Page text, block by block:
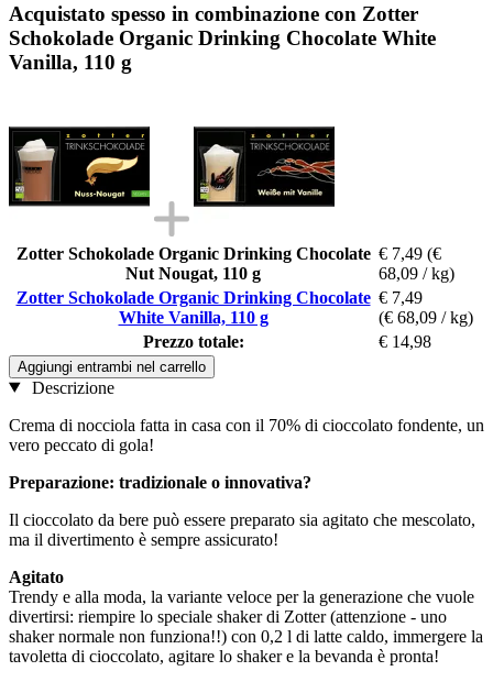
Acquistato spesso in combinazione con Zotter
Schokolade Organic Drinking Chocolate White
Vanilla, 110 g
Zotter Schokolade Organic Drinking Chocolate
Nut Nougat, 110 g
€ 7,49 (€
68,09 / kg)
Zotter Schokolade Organic Drinking Chocolate
White Vanilla, 110 g
€ 7,49
(€ 68,09 / kg)
Prezzo totale:
€ 14,98
Aggiungi entrambi nel carrello
Descrizione
Crema di nocciola fatta in casa con il 70% di cioccolato fondente, un
vero peccato di gola!
Preparazione: tradizionale o innovativa?
Il cioccolato da bere può essere preparato sia agitato che mescolato,
ma il divertimento è sempre assicurato!
Agitato
Trendy e alla moda, la variante veloce per la generazione che vuole
divertirsi: riempire lo speciale shaker di Zotter (attenzione - uno
shaker normale non funziona!!) con 0,2 l di latte caldo, immergere la
tavoletta di cioccolato, agitare lo shaker e la bevanda è pronta!